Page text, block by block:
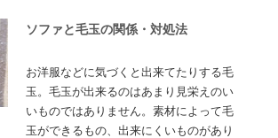
ソファと毛玉の関係・対処法
お洋服などに気づくと出来てたりする毛
玉。毛玉が出来るのはあまり見栄えのい
いものではありません。素材によって毛
玉ができるもの、出来にくいものがあり